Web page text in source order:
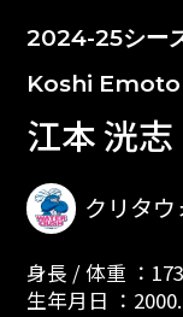
2024-25シー
Koshi Emoto
江本 洸
クリタ
身長 / 体重 ：
生年月日 ：